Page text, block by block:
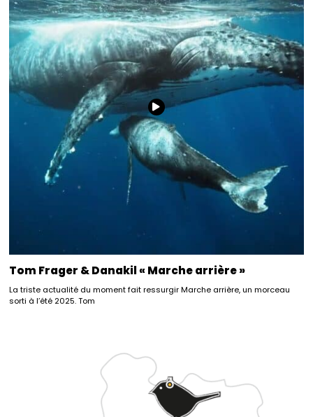
Tom Frager & Danakil « Marche arrière »
La triste actualité du moment fait ressurgir Marche arrière, un morceau
sorti à l’été 2025. Tom